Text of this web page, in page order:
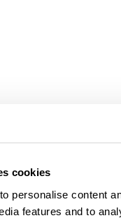
cookies
personalise content
features and to